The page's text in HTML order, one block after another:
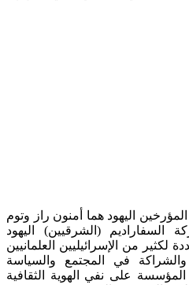
اليهود هما أمنون راز وتوم
(الشرقيين) اليهود
من الإسرائيليين العلمانيين
والشراكة في المجتمع والسياسة
المؤسسة على نفي الهوية الثقافية